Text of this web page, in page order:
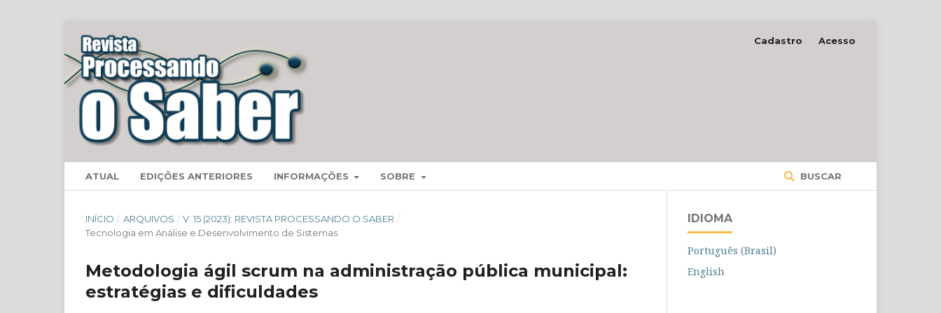
ATUAL EDIÇÕES ANTERIORES INFORMAÇÕES SOBRE BUSCAR
Cadastro Acesso
INÍCIO / ARQUIVOS / V. 15 (2023): REVISTA PROCESSANDO O SABER /
Tecnologia em Análise e Desenvolvimento de Sistemas
Metodologia ágil scrum na administração pública municipal:
estratégias e dificuldades
IDIOMA
Português (Brasil)
English